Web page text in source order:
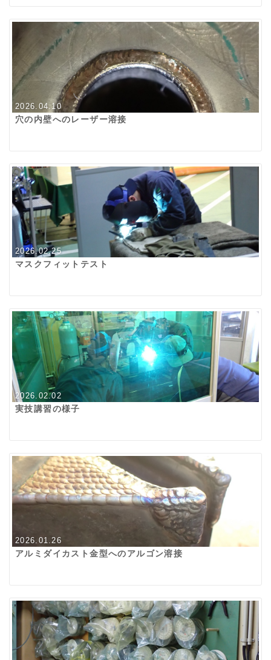
2026.04.10
穴の内壁へのレーザー溶接
2026.02.25
マスクフィットテスト
2026.02.02
実技講習の様子
2026.01.26
アルミダイカスト金型へのアルゴン溶接